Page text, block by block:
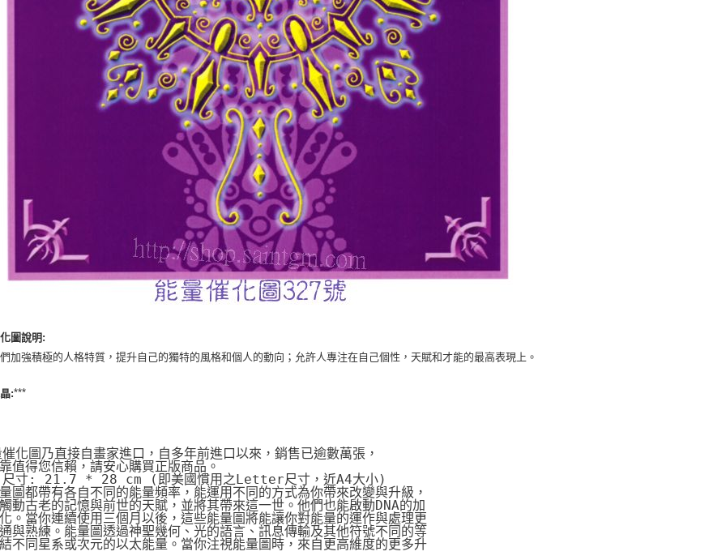
圖說明:
加強積極的人格特質，提升自己的獨特的風格和個人的動向；允許人專注在自己個性，天賦和才能的最高表現上。
:***
化圖乃直接自畫家進口，自多年前進口以來，銷售已逾數萬張，
值得您信賴，請安心購買正版商品。
尺寸: 21.7 * 28 cm (即美國慣用之Letter尺寸，近A4大小)
圖都帶有各自不同的能量頻率，能運用不同的方式為你帶來改變與升級，
動古老的記憶與前世的天賦，並將其帶來這一世。他們也能啟動DNA的加
。當你連續使用三個月以後，這些能量圖將能讓你對能量的運作與處理更
與熟練。能量圖透過神聖幾何、光的語言、訊息傳輸及其他符號不同的等
不同星系或次元的以太能量。當你注視能量圖時，來自更高維度的更多升